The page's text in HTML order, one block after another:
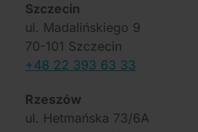
Szczecin
ul. Madalińskiego 9
70-101 Szczecin
+48 22 393 63 33
Rzeszów
ul. Hetmańska 73/6A